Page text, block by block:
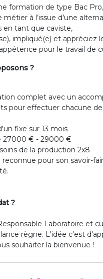
formation de type Bac
à l’issue d’une
en tant que caviste,
impliqué(e) et appréciez
pour le travail de
?
complet avec un
pour effectuer chacune
fixe sur 13 mois
27000 € - 29000 €
de la production 2x8
pour son savoir-
?
Laboratoire et
règne. L'idée c'est
souhaiter la bienvenue !